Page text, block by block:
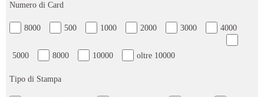
Numero di Card
8000 500 1000 2000 3000 4000
5000 8000 10000 oltre 10000
Tipo di Stampa